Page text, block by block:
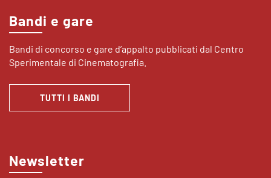
Bandi e gare
Bandi di concorso e gare d’appalto pubblicati dal Centro
Sperimentale di Cinematografia.
TUTTI I BANDI
Newsletter